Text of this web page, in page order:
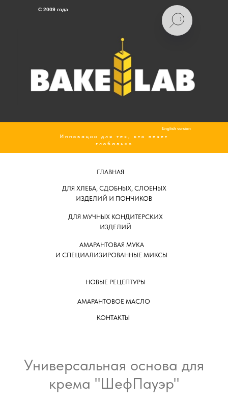
C 2009 года
Инновации для тех, кто печет
глобально
English version
ДЛЯ ХЛЕБА, СДОБНЫХ, СЛОЕНЫХ
ИЗДЕЛИЙ И ПОНЧИКОВ
ГЛАВНАЯ
ДЛЯ МУЧНЫХ КОНДИТЕРСКИХ
ИЗДЕЛИЙ
АМАРАНТОВАЯ МУКА
И СПЕЦИАЛИЗИРОВАННЫЕ МИКСЫ
АМАРАНТОВОЕ МАСЛО
НОВЫЕ РЕЦЕПТУРЫ
КОНТАКТЫ
Универсальная основа для
крема "ШефПауэр"